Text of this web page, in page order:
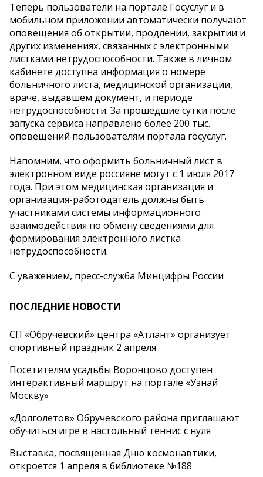
Теперь пользователи на портале Госуслуг и в
мобильном приложении автоматически получают
оповещения об открытии, продлении, закрытии и
других изменениях, связанных с электронными
листками нетрудоспособности. Также в личном
кабинете доступна информация о номере
больничного листа, медицинской организации,
враче, выдавшем документ, и периоде
нетрудоспособности. За прошедшие сутки после
запуска сервиса направлено более 200 тыс.
оповещений пользователям портала госуслуг.
Напомним, что оформить больничный лист в
электронном виде россияне могут с 1 июля 2017
года. При этом медицинская организация и
организация-работодатель должны быть
участниками системы информационного
взаимодействия по обмену сведениями для
формирования электронного листка
нетрудоспособности.
С уважением, пресс-служба Минцифры России
ПОСЛЕДНИЕ НОВОСТИ
СП «Обручевский» центра «Атлант» организует
спортивный праздник 2 апреля
Посетителям усадьбы Воронцово доступен
интерактивный маршрут на портале «Узнай
Москву»
«Долголетов» Обручевского района приглашают
обучиться игре в настольный теннис с нуля
Выставка, посвященная Дню космонавтики,
откроется 1 апреля в библиотеке №188